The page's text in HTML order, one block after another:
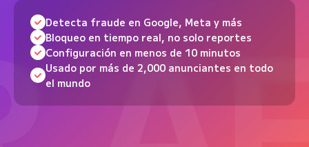
Detecta fraude en Google, Meta y más
Bloqueo en tiempo real, no solo reportes
Configuración en menos de 10 minutos
Usado por más de 2,000 anunciantes en todo
el mundo